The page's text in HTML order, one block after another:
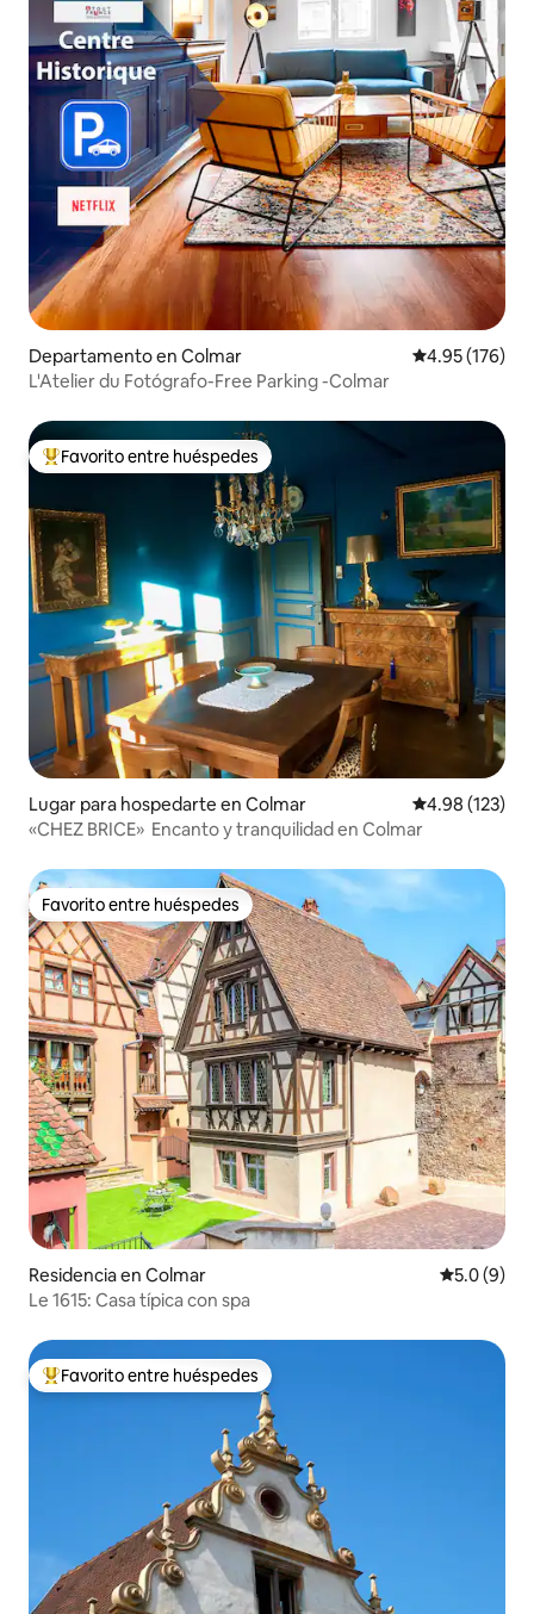
Departamento en Colmar Calificación
4.95 (176)
L'Atelier du Fotógrafo-Free Parking -Colmar
De los mejores en Favorito entre huéspedes
Favorito entre huéspedes
Lugar para hospedarte en Colmar Calificación
4.98 (123)
«CHEZ BRICE» Encanto y tranquilidad en Colmar
Favorito entre huéspedes
Favorito entre huéspedes
Residencia en Colmar
5.0 (9)
Le 1615: Casa típica con spa
De los mejores en Favorito entre huéspedes
Favorito entre huéspedes